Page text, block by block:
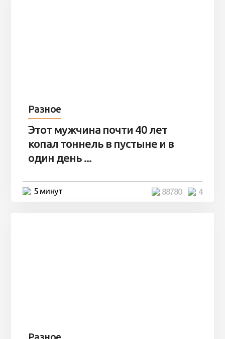
Разное
Этот мужчина почти 40 лет
копал тоннель в пустыне и в
один день ...
5 минут 4
88780